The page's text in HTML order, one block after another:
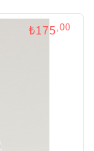
₺175 ,00